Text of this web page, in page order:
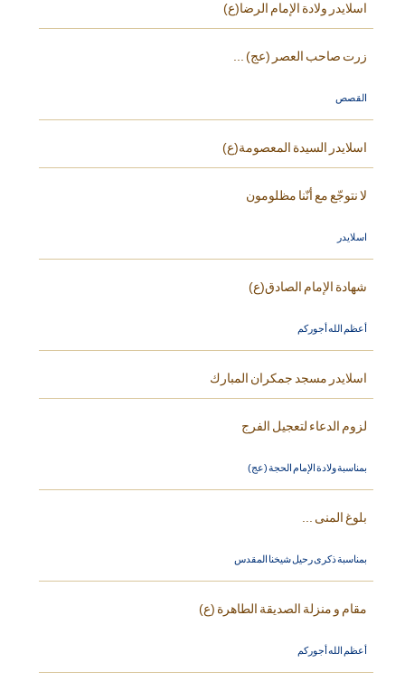
اسلايدر ولادة الإمام الرضا(ع)
زرت صاحب العصر (عج) ...
القصص
اسلايدر السيدة المعصومة(ع)
لا نتوجّع مع أنّنا مظلومون
اسلايدر
شهادة الإمام الصادق(ع)
أعظم الله أجوركم
اسلايدر مسجد جمكران المبارك
لزوم الدعاء لتعجيل الفرج
بمناسبة ولادة الإمام الحجة (عج)
بلوغ المنى ...
بمناسبة ذكرى رحيل شيخنا المقدس
مقام و منزلة الصديقة الطاهرة (ع)
أعظم الله أجوركم